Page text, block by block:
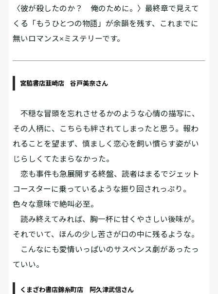
〈彼が殺したのか？ 俺のために――。〉最終章で見えて
くる「もうひとつの物語」が余韻を残す、これまでに
無いロマンス×ミステリーです。
宮脇書店韮崎店 谷戸美奈さん
不穏な冒頭を忘れさせるかのような心情の描写に、
その人柄に、こちらも絆されてしまったと思う。報わ
れることを望まず、慎ましく恋心を飼い慣らす姿がい
じらしくてたまらなかった。
恋も事件も急展開する終盤、読者はまるでジェット
コースターに乗っているような振り回されっぷり。
色々な意味で絶叫必至。
読み終えてみれば、胸一杯に甘くやさしい後味が。
それでいて、ほんの少し苦さが口の中に残るような。
こんなにも愛情いっぱいのサスペンス劇があったっ
ていい。
くまざわ書店錦糸町店 阿久津武信さん